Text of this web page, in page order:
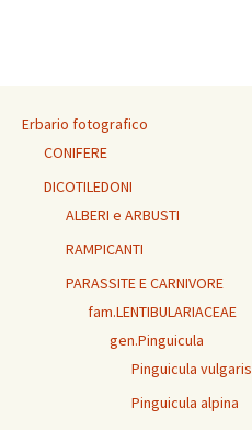
Erbario fotografico
CONIFERE
DICOTILEDONI
ALBERI e ARBUSTI
RAMPICANTI
PARASSITE E CARNIVORE
fam.LENTIBULARIACEAE
gen.Pinguicula
Pinguicula vulgaris
Pinguicula alpina